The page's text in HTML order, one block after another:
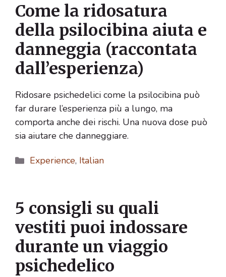
Come la ridosatura
della psilocibina aiuta e
danneggia (raccontata
dall’esperienza)
Ridosare psichedelici come la psilocibina può
far durare l’esperienza più a lungo, ma
comporta anche dei rischi. Una nuova dose può
sia aiutare che danneggiare.
Categorie
Experience, Italian
5 consigli su quali
vestiti puoi indossare
durante un viaggio
psichedelico